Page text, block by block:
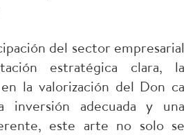
del sector empresarial
estratégica clara, la
la valorización del Don ca
adecuada y una
este arte no solo se